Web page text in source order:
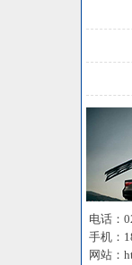
电话：
手机：
网站：